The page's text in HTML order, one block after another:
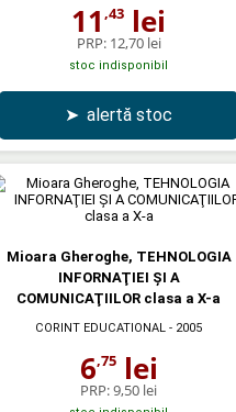
11 ,43 lei
PRP: 12,70 lei
stoc indisponibil
➤ alertă stoc
Mioara Gheroghe, TEHNOLOGIA
INFORNAŢIEI ŞI A
COMUNICAŢIILOR clasa a X-a
CORINT EDUCATIONAL - 2005
6,75lei
PRP:9,50 lei